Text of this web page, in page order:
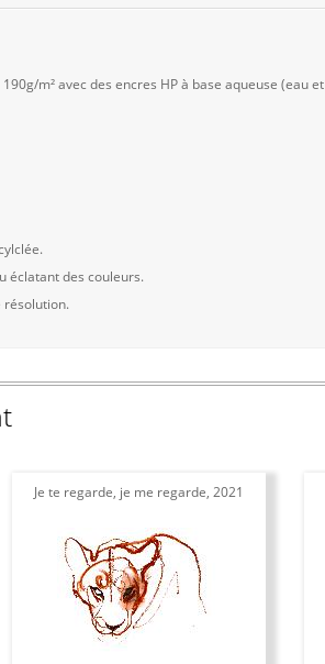
m² avec des encres HP à base aqueuse (eau et
éclatant des couleurs.
résolution.
Je te regarde, je me regarde, 2021